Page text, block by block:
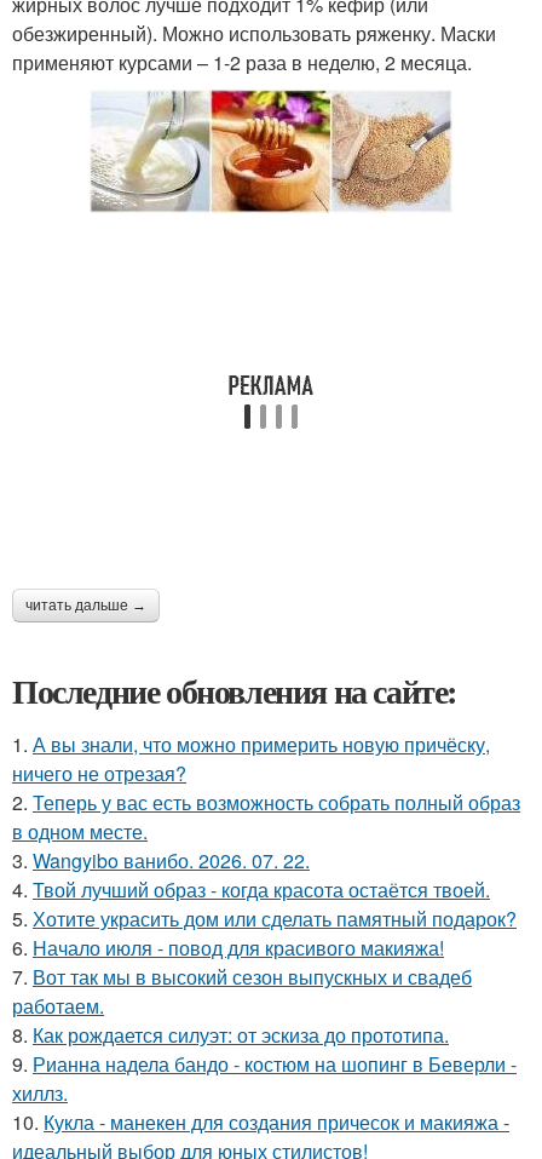
обезжиренный). Можно использовать ряженку. Маски
применяют курсами – 1-2 раза в неделю, 2 месяца.
читать дальше →
Последние обновления на сайте:
1. А вы знали, что можно примерить новую причёску,
ничего не отрезая?
2. Теперь у вас есть возможность собрать полный образ
в одном месте.
3. Wangyibo ванибо. 2026. 07. 22.
4. Твой лучший образ - когда красота остаётся твоей.
5. Хотите украсить дом или сделать памятный подарок?
6. Начало июля - повод для красивого макияжа!
7. Вот так мы в высокий сезон выпускных и свадеб
работаем.
8. Как рождается силуэт: от эскиза до прототипа.
9. Рианна надела бандо - костюм на шопинг в Беверли -
хиллз.
10. Кукла - манекен для создания причесок и макияжа -
идеальный выбор для юных стилистов!